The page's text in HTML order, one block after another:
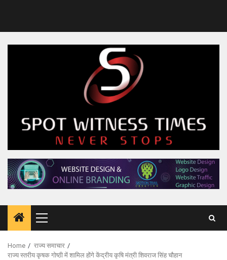
Primary
Menu
Home
राज्य समाचार
राज्य स्तरीय कृषक गोष्ठी में शामिल होंगे केंद्रीय कृषि मंत्री शिवराज सिंह चौहान